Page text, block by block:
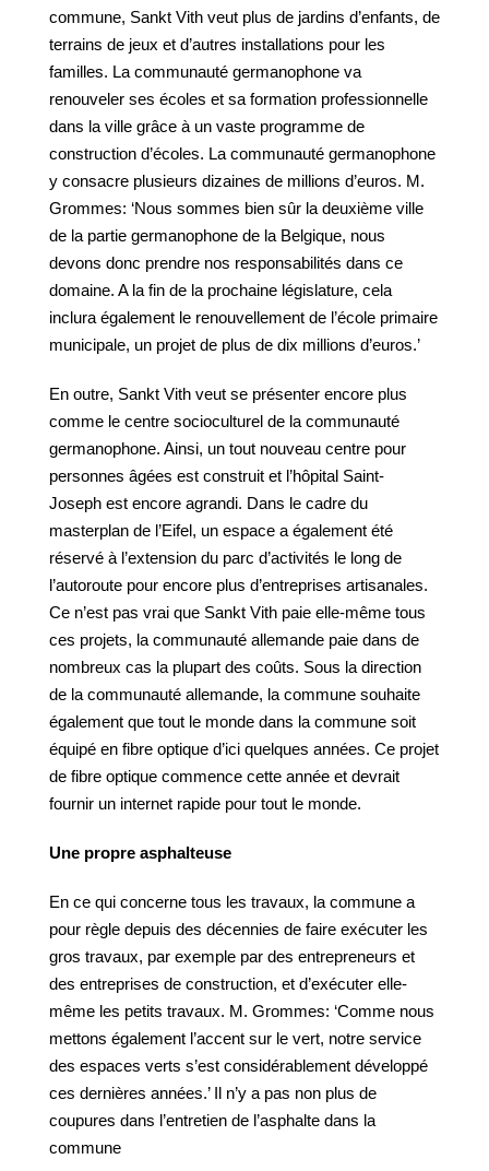
commune, Sankt Vith veut plus de jardins d’enfants, de
terrains de jeux et d’autres installations pour les
familles. La communauté germanophone va
renouveler ses écoles et sa formation professionnelle
dans la ville grâce à un vaste programme de
construction d’écoles. La communauté germanophone
y consacre plusieurs dizaines de millions d’euros. M.
Grommes: ‘Nous sommes bien sûr la deuxième ville
de la partie germanophone de la Belgique, nous
devons donc prendre nos responsabilités dans ce
domaine. A la fin de la prochaine législature, cela
inclura également le renouvellement de l’école primaire
municipale, un projet de plus de dix millions d’euros.’
En outre, Sankt Vith veut se présenter encore plus
comme le centre socioculturel de la communauté
germanophone. Ainsi, un tout nouveau centre pour
personnes âgées est construit et l’hôpital Saint-
Joseph est encore agrandi. Dans le cadre du
masterplan de l’Eifel, un espace a également été
réservé à l’extension du parc d’activités le long de
l’autoroute pour encore plus d’entreprises artisanales.
Ce n’est pas vrai que Sankt Vith paie elle-même tous
ces projets, la communauté allemande paie dans de
nombreux cas la plupart des coûts. Sous la direction
de la communauté allemande, la commune souhaite
également que tout le monde dans la commune soit
équipé en fibre optique d’ici quelques années. Ce projet
de fibre optique commence cette année et devrait
fournir un internet rapide pour tout le monde.
Une propre asphalteuse
En ce qui concerne tous les travaux, la commune a
pour règle depuis des décennies de faire exécuter les
gros travaux, par exemple par des entrepreneurs et
des entreprises de construction, et d’exécuter elle-
même les petits travaux. M. Grommes: ‘Comme nous
mettons également l’accent sur le vert, notre service
des espaces verts s’est considérablement développé
ces dernières années.’ Il n’y a pas non plus de
coupures dans l’entretien de l’asphalte dans la
commune